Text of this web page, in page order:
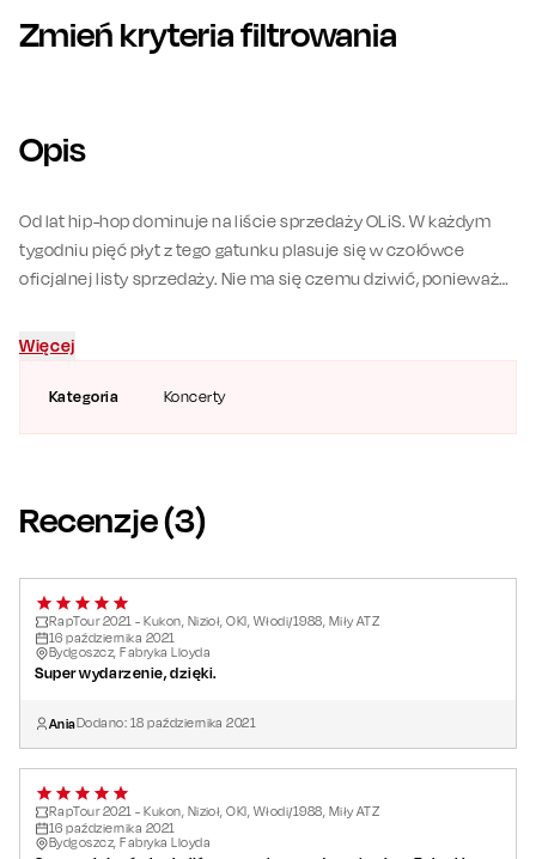
Zmień kryteria filtrowania
Opis
Kategoria Koncerty
Od lat hip-hop dominuje na liście sprzedaży OLiS. W każdym
tygodniu pięć płyt z tego gatunku plasuje się w czołówce
oficjalnej listy sprzedaży. Nie ma się czemu dziwić, ponieważ
najwięcej koncertów i mają rzesze wiernych fanów. RapTour
2021 zapowiada się niezwykle energetycznie. Kto odwiedzi
twoje miasto? Sprawdź nasz line-up na
Więcej
Recenzje (3)
RapTour 2021 - Kukon, Nizioł, OKI, Włodi/1988, Miły ATZ
16 października 2021
Bydgoszcz, Fabryka Lloyda
Super wydarzenie, dzięki.
AniaDodano: 18 października 2021
RapTour 2021 - Kukon, Nizioł, OKI, Włodi/1988, Miły ATZ
16 października 2021
Bydgoszcz, Fabryka Lloyda